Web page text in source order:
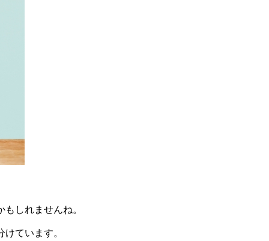
しれませんね。
ています。